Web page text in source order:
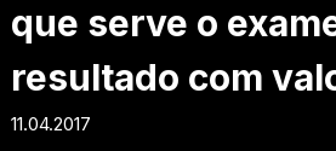
que serve o
resultado com
11.04.2017